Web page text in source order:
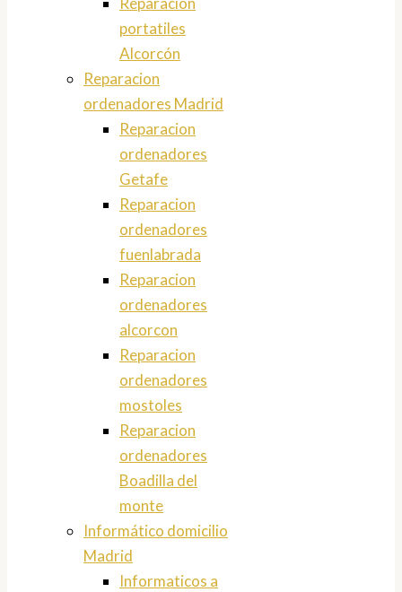
portatiles
Alcorcón
Reparacion
ordenadores Madrid
Reparacion
ordenadores
Getafe
Reparacion
ordenadores
fuenlabrada
Reparacion
ordenadores
alcorcon
Reparacion
ordenadores
mostoles
Reparacion
ordenadores
Boadilla del
monte
Informático domicilio
Madrid
Informaticos a